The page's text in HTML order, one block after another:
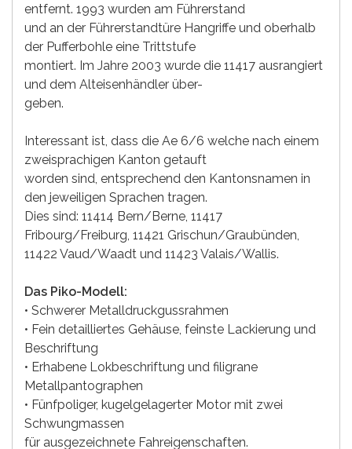
entfernt. 1993 wurden am Führerstand
und an der Führerstandtüre Hangriffe und oberhalb
der Pufferbohle eine Trittstufe
montiert. Im Jahre 2003 wurde die 11417 ausrangiert
und dem Alteisenhändler über-
geben.
Interessant ist, dass die Ae 6/6 welche nach einem
zweisprachigen Kanton getauft
worden sind, entsprechend den Kantonsnamen in
den jeweiligen Sprachen tragen.
Dies sind: 11414 Bern/Berne, 11417
Fribourg/Freiburg, 11421 Grischun/Graubünden,
11422 Vaud/Waadt und 11423 Valais/Wallis.
Das Piko-Modell:
• Schwerer Metalldruckgussrahmen
• Fein detailliertes Gehäuse, feinste Lackierung und
Beschriftung
• Erhabene Lokbeschriftung und filigrane
Metallpantographen
• Fünfpoliger, kugelgelagerter Motor mit zwei
Schwungmassen
für ausgezeichnete Fahreigenschaften.